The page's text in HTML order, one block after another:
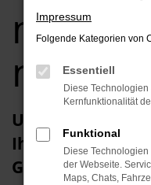
mit
nach
Unterwegs in
Ihrem VW Golf
Impressum
Folgende Kategorien von
Essentiell
Diese
Kernfunktionalität
Funktional
Diese
der Webseite.
Maps, Chats,